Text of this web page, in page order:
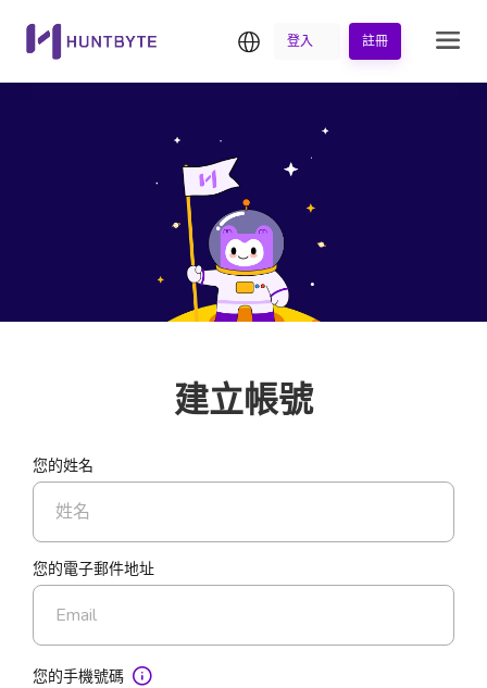
繁中登入 註冊
建立帳號
您的姓名
您的電子郵件地址
您的手機號碼